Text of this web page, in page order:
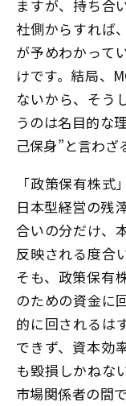
ますが、持ち合
社側からすれば
が予めわかって
けです。結局、
ないから、そう
うのは名目的な
己保身”と言わざ
「政策保有株
日本型経営の残
合いの分だけ、
反映される度合
そも、政策保有
のための資金に
的に回されるは
できず、資本効
も毀損しかねな
市場関係者の間